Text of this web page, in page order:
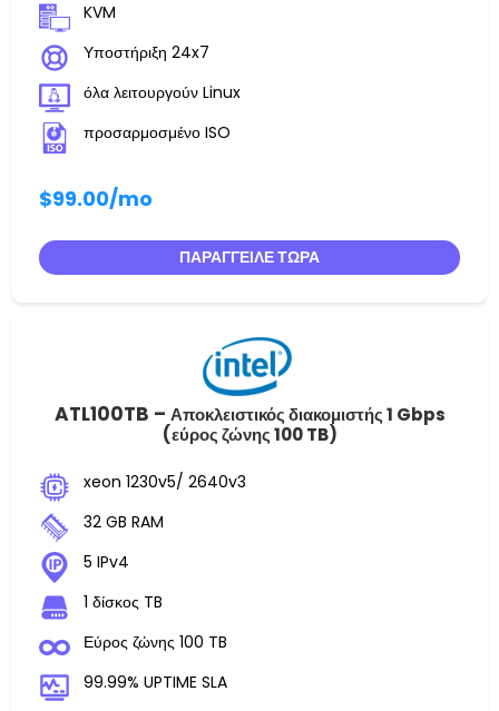
KVM
Υποστήριξη 24x7
όλα λειτουργούν Linux
προσαρμοσμένο ISO
$99.00/mo
ΠΑΡΆΓΓΕΙΛΕ ΤΏΡΑ
ATL100TB – Αποκλειστικός διακομιστής 1 Gbps
(εύρος ζώνης 100 TB)
xeon 1230v5/ 2640v3
32 GB RAM
5 IPv4
1 δίσκος TB
Εύρος ζώνης 100 TB
99.99% UPTIME SLA